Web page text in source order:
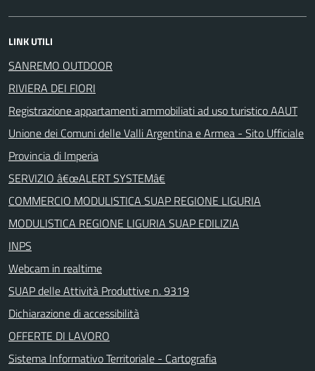
LINK UTILI
SANREMO OUTDOOR
RIVIERA DEI FIORI
Registrazione appartamenti ammobiliati ad uso turistico AAUT
Unione dei Comuni delle Valli Argentina e Armea - Sito Ufficiale
Provincia di Imperia
SERVIZIO â€œALERT SYSTEMâ€
COMMERCIO MODULISTICA SUAP REGIONE LIGURIA
MODULISTICA REGIONE LIGURIA SUAP EDILIZIA
INPS
Webcam in realtime
SUAP delle Attività Produttive n. 9319
Dichiarazione di accessibilità
OFFERTE DI LAVORO
Sistema Informativo Territoriale - Cartografia